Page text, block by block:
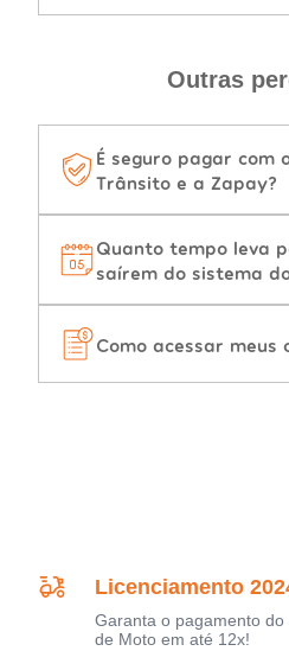
Outras
É seguro pagar com
Trânsito e a Zapay?
Quanto tempo leva
saírem do sistema do
Como acessar meus
Licenciamento
Garanta o pagamento
de Moto em até 12x!